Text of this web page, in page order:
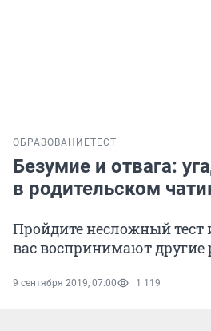
ОБРАЗОВАНИЕТЕСТ
Безумие и отвага:
в родительском
Пройдите несложный тест
вас воспринимают другие
9 сентября 2019, 07:00 1 119